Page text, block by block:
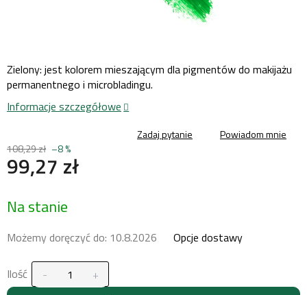
108,29 zł –8 %
99,27 zł
jednostkowa:
Na stanie
Możemy doręczyć do: 10.8.2026 Opcje dostawy
Ilość
Zielony: jest kolorem mieszającym dla pigmentów do makijażu
permanentnego i microbladingu.
Informacje szczegółowe
Zadaj pytanie Powiadom mnie